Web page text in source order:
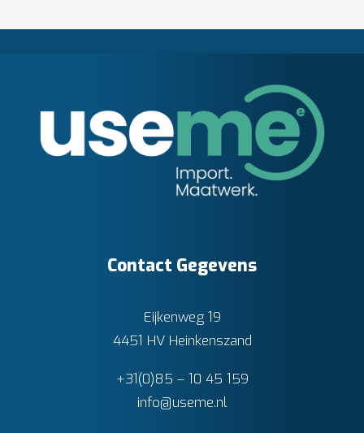
Contact Gegevens
Eijkenweg 19
4451 HV Heinkenszand
+31(0)85 – 10 45 159
info@useme.nl